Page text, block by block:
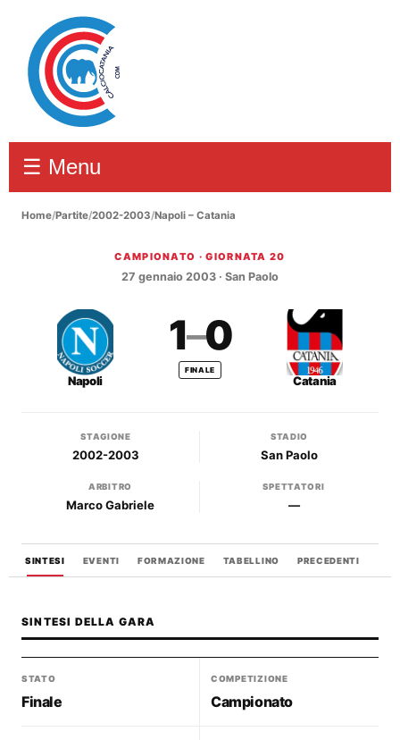
☰ Menu
Home/Partite/2002-2003/Napoli – Catania
Napoli – Catania 1–0CAMPIONATO · GIORNATA 20
27 gennaio 2003 · San Paolo
Napoli
1–0
FINALE
Catania
STAGIONE
2002-2003
STADIO
San Paolo
ARBITRO
Marco Gabriele
SPETTATORI
—
SINTESI EVENTI FORMAZIONE TABELLINO PRECEDENTI
SINTESI DELLA GARA
STATO
Finale
COMPETIZIONE
Campionato